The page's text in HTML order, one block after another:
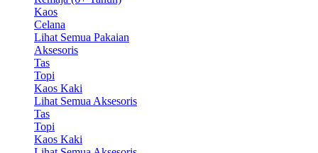
Kaos
Celana
Lihat Semua Pakaian
Aksesoris
Tas
Topi
Kaos Kaki
Lihat Semua Aksesoris
Tas
Topi
Kaos Kaki